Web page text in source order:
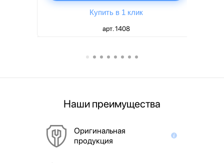
Купить в 1 клик
арт. 1408
Наши преимущества
Оригинальная
продукция